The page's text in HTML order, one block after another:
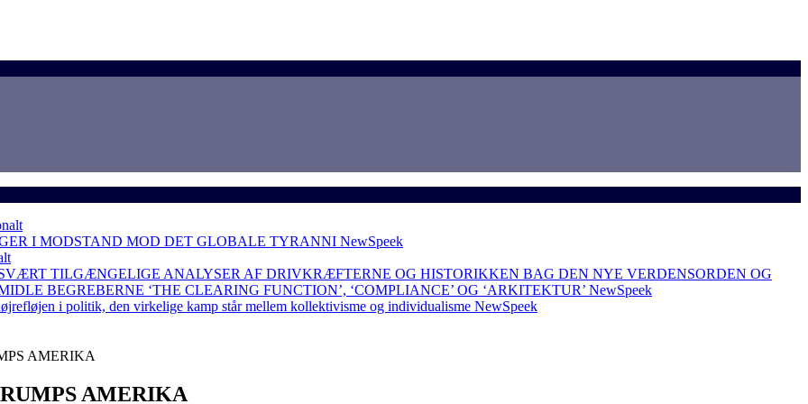
I MODSTAND MOD DET GLOBALE TYRANNI NewSpeek
TILGÆNGELIGE ANALYSER AF DRIVKRÆFTERNE OG HISTORIKKEN BAG DEN NYE VERDENSORDEN OG
BEGREBERNE ‘THE CLEARING FUNCTION’, ‘COMPLIANCE’ OG ‘ARKITEKTUR’ NewSpeek
i politik, den virkelige kamp står mellem kollektivisme og individualisme NewSpeek
AMERIKA
AMERIKA